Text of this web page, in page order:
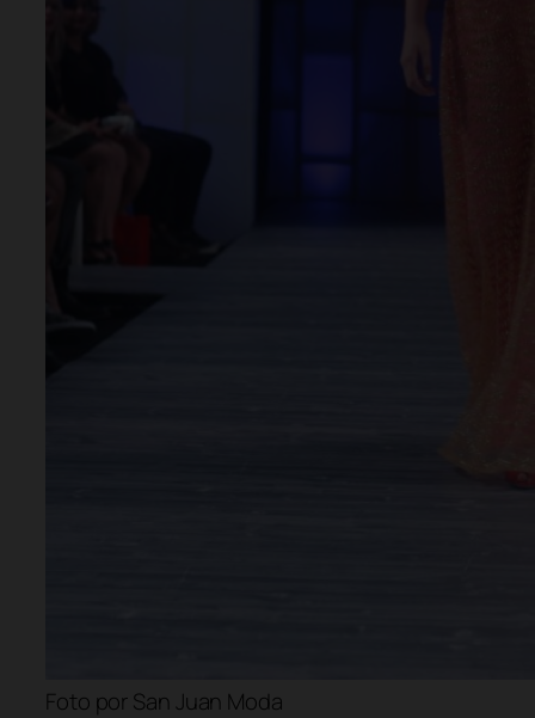
Foto por San Juan Moda